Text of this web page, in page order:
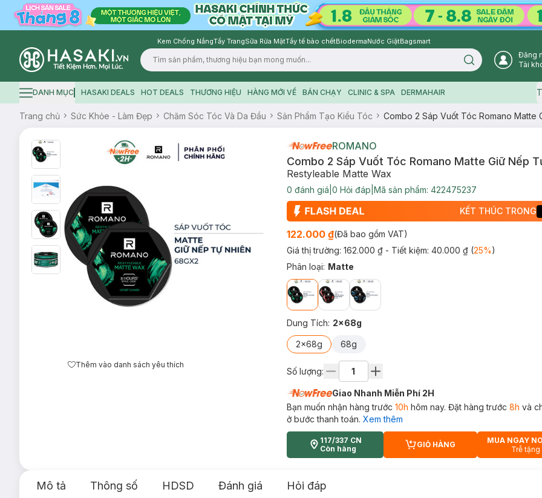
Kem Chống NắngTẩy TrangSữa Rửa MặtTẩy tế bào chếtBiodermaNước GiặtBagsmart
Logo
Search icon
Đăng
Tài
Hamburger icon
DANH MỤC HASAKI DEALS HOT DEALS THƯƠNG HIỆU HÀNG MỚI VỀ BÁN CHẠY CLINIC & SPA DERMAHAIR
Trang chủ Sức Khỏe - Làm Đẹp Chăm Sóc Tóc Và Da Đầu Sản Phẩm Tạo Kiểu Tóc Combo 2 Sáp Vuốt Tóc Romano Matte
Thêm vào danh sách yêu thích
ROMANO
Combo 2 Sáp Vuốt Tóc Romano Matte Giữ Nếp
Restyleable Matte Wax
0 đánh giá 0 Hỏi đáp Mã sản phẩm: 422475237
KẾT THÚC TRONG
122.000 ₫(Đã bao gồm VAT)
Giá thị trường: 162.000 ₫ - Tiết kiệm: 40.000 ₫(25%)
Phân loại: Matte
Dung Tích: 2x68g
2x68g 68g
Số lượng:
Giao Nhanh Miễn Phí 2H
Bạn muốn nhận hàng trước 10h hôm nay. Đặt hàng trước 8h và
ở bước thanh toán. Xem thêm
117/337 CN
Còn hàng
CART PLUS ICON
GIỎ HÀNG
MUA NGAY
Trễ tặng
Mô tả Thông số HDSD Đánh giá Hỏi đáp